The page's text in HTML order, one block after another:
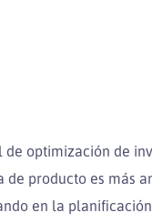
de optimización de
producto es más
en la